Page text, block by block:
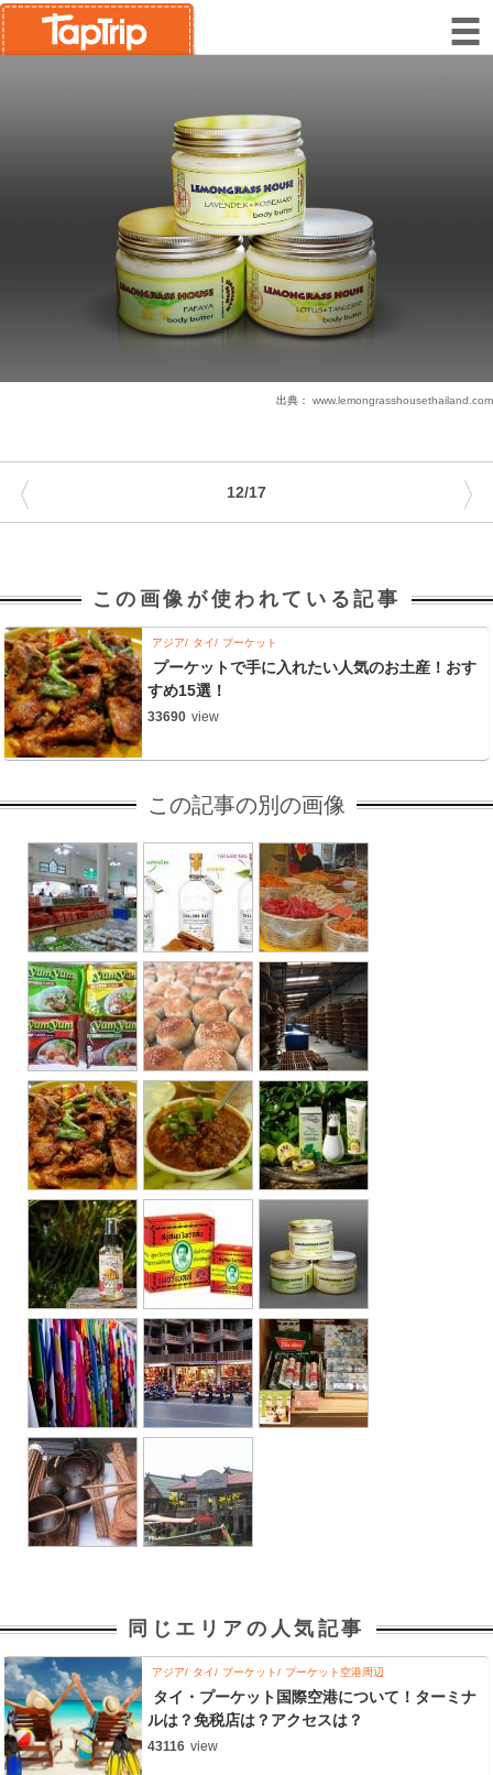
出典： www.lemongrasshousethailand.com
12/17
〈 〉
この画像が使われている記事
アジア タイ プーケット
プーケットで手に入れたい人気のお土産！おす
すめ15選！
33690 view
この記事の別の画像
同じエリアの人気記事
アジア タイ プーケット プーケット空港周辺
タイ・プーケット国際空港について！ターミナ
ルは？免税店は？アクセスは？
43116 view